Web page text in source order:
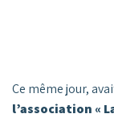
Ce même jour,
l’association «